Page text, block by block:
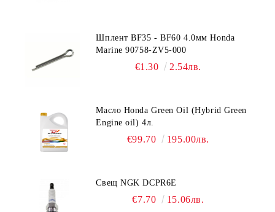
Шплент BF35 - BF60 4.0мм Honda
Marine 90758-ZV5-000
€1.30 2.54лв.
Масло Honda Green Oil (Hybrid Green
Engine oil) 4л.
€99.70 195.00лв.
Свещ NGK DCPR6E
€7.70 15.06лв.